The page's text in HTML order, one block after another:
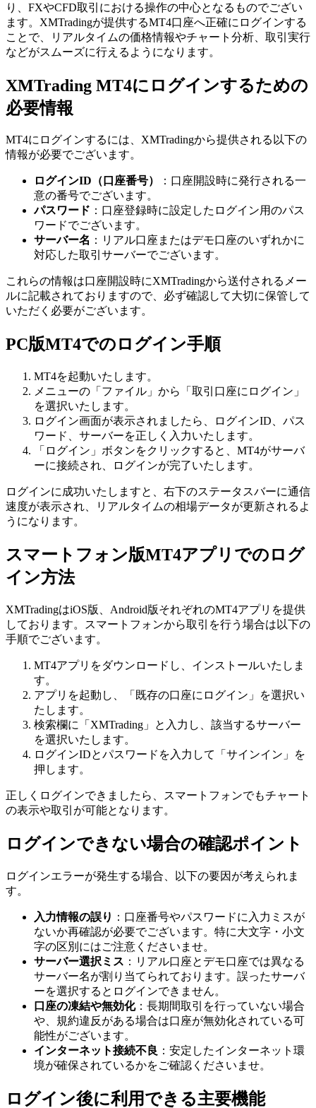
り、FXやCFD取引における操作の中心となるものでござい
ます。XMTradingが提供するMT4口座へ正確にログインする
ことで、リアルタイムの価格情報やチャート分析、取引実行
などがスムーズに行えるようになります。
XMTrading MT4にログインするための
必要情報
MT4にログインするには、XMTradingから提供される以下の
情報が必要でございます。
ログインID（口座番号）
：口座開設時に発行される一
意の番号でございます。
パスワード ：口座登録時に設定したログイン用のパス
ワードでございます。
サーバー名 ：リアル口座またはデモ口座のいずれかに
対応した取引サーバーでございます。
これらの情報は口座開設時にXMTradingから送付されるメー
ルに記載されておりますので、必ず確認して大切に保管して
いただく必要がございます。
PC版MT4でのログイン手順
MT4を起動いたします。
メニューの「ファイル」から「取引口座にログイン」
を選択いたします。
ログイン画面が表示されましたら、ログインID、パス
ワード、サーバーを正しく入力いたします。
「ログイン」ボタンをクリックすると、MT4がサーバ
ーに接続され、ログインが完了いたします。
ログインに成功いたしますと、右下のステータスバーに通信
速度が表示され、リアルタイムの相場データが更新されるよ
うになります。
スマートフォン版MT4アプリでのログ
イン方法
XMTradingはiOS版、Android版それぞれのMT4アプリを提供
しております。スマートフォンから取引を行う場合は以下の
手順でございます。
MT4アプリをダウンロードし、インストールいたしま
す。
アプリを起動し、「既存の口座にログイン」を選択い
たします。
検索欄に「XMTrading」と入力し、該当するサーバー
を選択いたします。
ログインIDとパスワードを入力して「サインイン」を
押します。
正しくログインできましたら、スマートフォンでもチャート
の表示や取引が可能となります。
ログインできない場合の確認ポイント
ログインエラーが発生する場合、以下の要因が考えられま
す。
入力情報の誤り ：口座番号やパスワードに入力ミスが
ないか再確認が必要でございます。特に大文字・小文
字の区別にはご注意くださいませ。
サーバー選択ミス ：リアル口座とデモ口座では異なる
サーバー名が割り当てられております。誤ったサーバ
ーを選択するとログインできません。
口座の凍結や無効化：長期間取引を行っていない場合
や、規約違反がある場合は口座が無効化されている可
能性がございます。
インターネット接続不良 ：安定したインターネット環
境が確保されているかをご確認くださいませ。
ログイン後に利用できる主要機能